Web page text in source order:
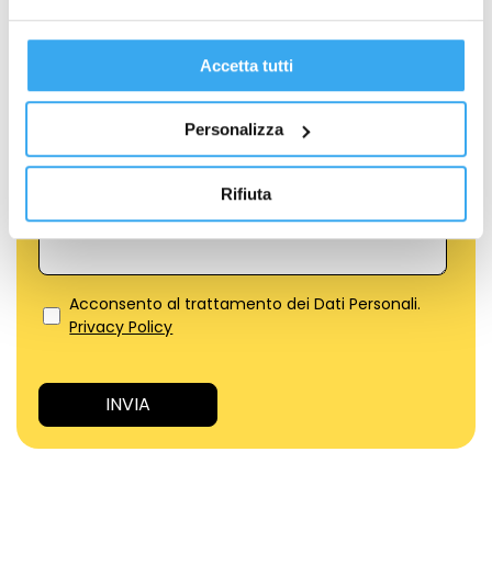
Accetta tutti
Personalizza
Rifiuta
Quale percorso ti interessa?*
Formazione per Neolaureati
Formazione per Aziende
IL TUO MESSAGGIO*
Acconsento al trattamento dei Dati Personali.
Privacy Policy